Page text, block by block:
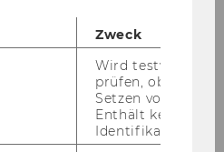
einem Stern (*)
Zweck
Wird testweise
prüfen, ob der
Setzen von
Enthält keine